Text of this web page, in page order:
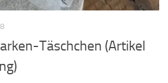
Täschchen (Artikel